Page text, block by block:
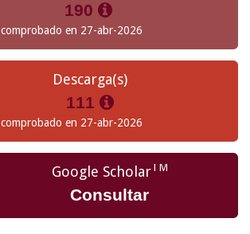
190
comprobado en 27-abr-2026
Descarga(s)
111
comprobado en 27-abr-2026
Google ScholarTM
Consultar